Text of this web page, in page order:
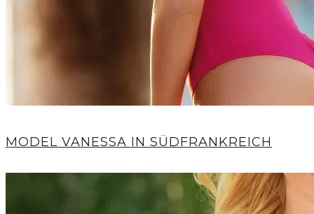
MODEL VANESSA IN SÜDFRANKREICH